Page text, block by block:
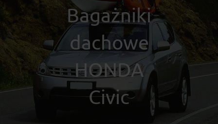
Bagażniki
dachowe
HONDA
Civic